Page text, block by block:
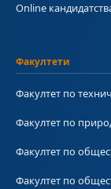
Online
Факултети
Факултет по
Факултет по
Факултет по
Факултет по